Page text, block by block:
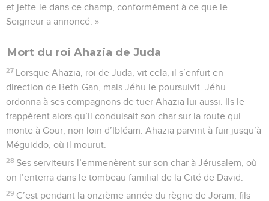
et jette-le dans ce champ, conformément à ce que le
Seigneur a annoncé. »
Mort du roi Ahazia de Juda
27 Lorsque Ahazia, roi de Juda, vit cela, il s’enfuit en
direction de Beth-Gan, mais Jéhu le poursuivit. Jéhu
ordonna à ses compagnons de tuer Ahazia lui aussi. Ils le
frappèrent alors qu’il conduisait son char sur la route qui
monte à Gour, non loin d’Ibléam. Ahazia parvint à fuir jusqu’à
Méguiddo, où il mourut.
28 Ses serviteurs l’emmenèrent sur son char à Jérusalem, où
on l’enterra dans le tombeau familial de la Cité de David.
29 C’est pendant la onzième année du règne de Joram, fils